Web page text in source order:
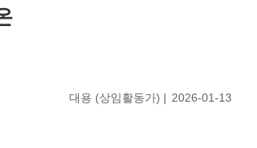
대용 (상임활동가) 2026-01-13